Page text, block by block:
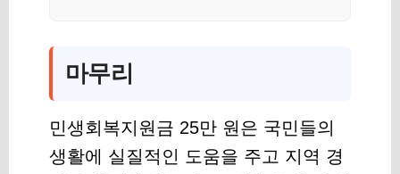
마무리
민생회복지원금 25만 원은 국민들의
생활에 실질적인 도움을 주고 지역 경